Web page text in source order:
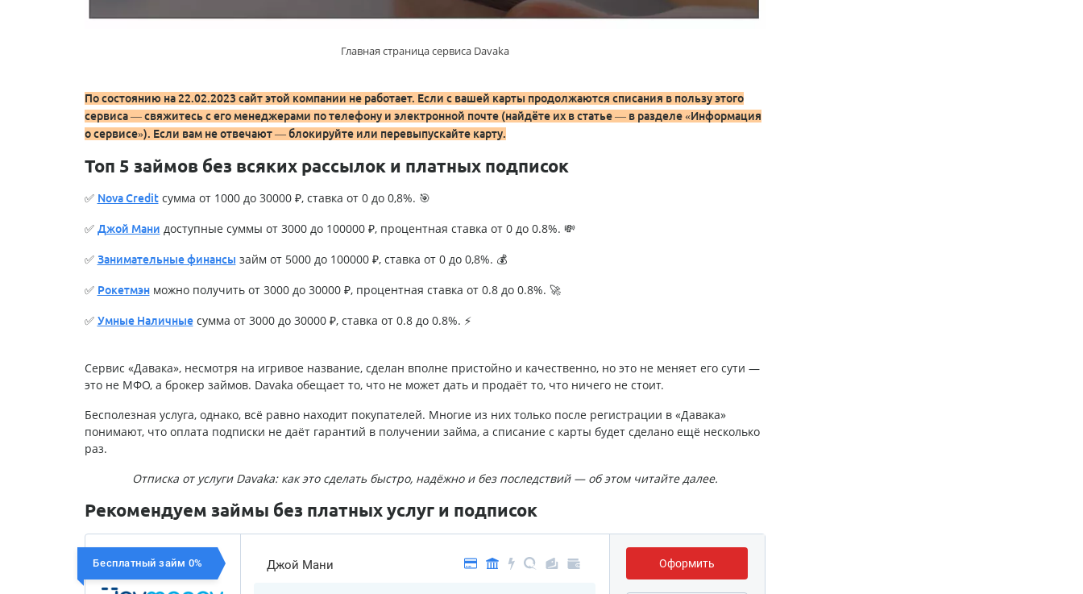
Главная страница сервиса Davaka
По состоянию на 22.02.2023 сайт этой компании не работает. Если с вашей карты продолжаются списания в пользу этого
сервиса — свяжитесь с его менеджерами по телефону и электронной почте (найдёте их в статье — в разделе «Информация
о сервисе»). Если вам не отвечают — блокируйте или перевыпускайте карту.
Топ 5 займов без всяких рассылок и платных подписок
✅ Nova Creditсумма от 1000 до 30000 ₽, ставка от 0 до 0,8%. 🎯
✅ Джой Мани доступные суммы от 3000 до 100000 ₽, процентная ставка от 0 до 0.8%. 💸
✅ Занимательные финансы займ от 5000 до 100000 ₽, ставка от 0 до 0,8%. 💰
✅ Рокетмэнможно получить от 3000 до 30000 ₽, процентная ставка от 0.8 до 0.8%. 🚀
✅ Умные Наличныесумма от 3000 до 30000 ₽, ставка от 0.8 до 0.8%. ⚡
Сервис «Давака», несмотря на игривое название, сделан вполне пристойно и качественно, но это не меняет его сути —
это не МФО, а брокер займов. Davaka обещает то, что не может дать и продаёт то, что ничего не стоит.
Бесполезная услуга, однако, всё равно находит покупателей. Многие из них только после регистрации в «Давака»
понимают, что оплата подписки не даёт гарантий в получении займа, а списание с карты будет сделано ещё несколько
раз.
Отписка от услуги Davaka: как это сделать быстро, надёжно и без последствий — об этом читайте далее.
Рекомендуем займы без платных услуг и подписок
Бесплатный займ 0% Джой Мани Оформить